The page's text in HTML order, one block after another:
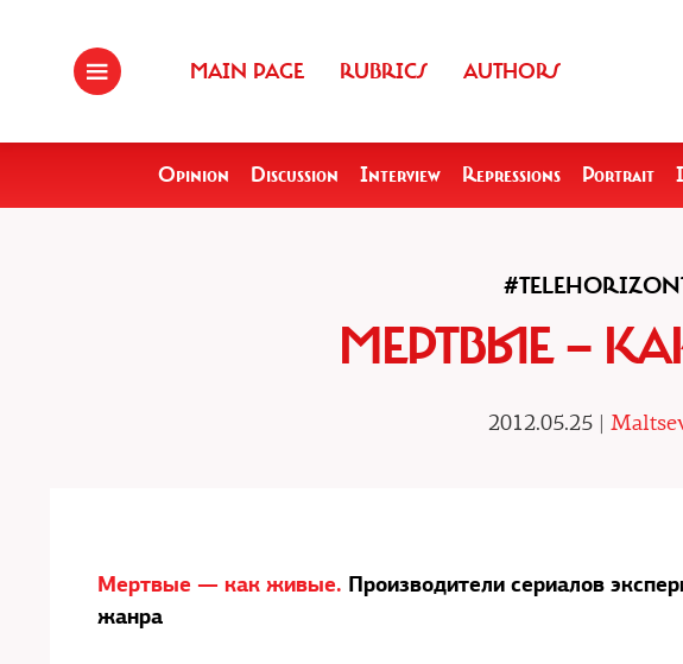
MAIN PAGE RUBRICS AUTHORS
Opinion Discussion Interview Repressions Portrait
МЕРТВЫЕ —
2012.05.25 |
Мертвые — как живые. Производители сериалов
жанра